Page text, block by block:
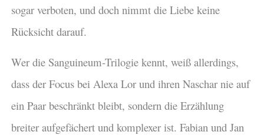
sogar verboten, und doch nimmt die Liebe keine
Rücksicht darauf.
Wer die Sanguineum-Trilogie kennt, weiß allerdings,
dass der Focus bei Alexa Lor und ihren Naschar nie auf
ein Paar beschränkt bleibt, sondern die Erzählung
breiter aufgefächert und komplexer ist. Fabian und Jan